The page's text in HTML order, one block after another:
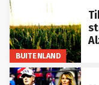
BUITENLAND